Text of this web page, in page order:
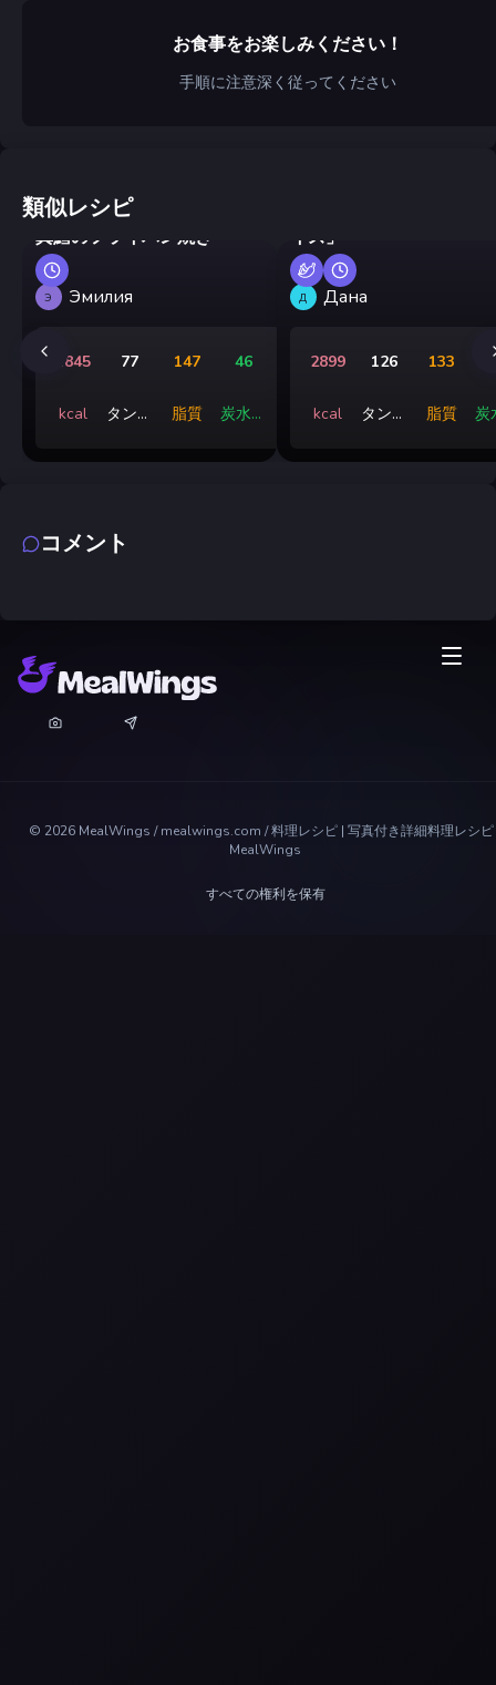
お食事をお楽しみください！
手順に注意深く従ってください
類似レシピ
真鱈のフライパン焼き
Э Эмилия
1845
kcal
77
タンパ
147
脂質
46
炭水化
イズ」
Д Дана
2899
kcal
126
タンパ
133
脂質
炭
コメント
© 2026 MealWings / mealwings.com /料理レシピ | 写真付き詳細料理レシ
MealWings
すべての権利を保有